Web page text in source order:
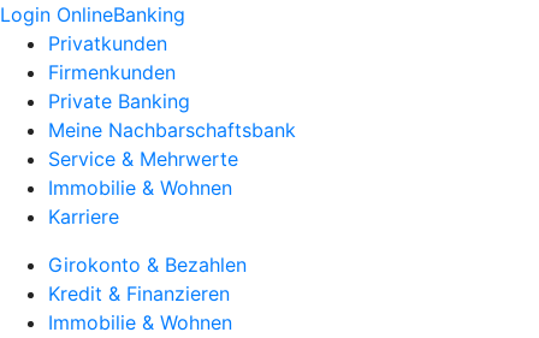
Login OnlineBanking
Privatkunden
Firmenkunden
Private Banking
Meine Nachbarschaftsbank
Service & Mehrwerte
Immobilie & Wohnen
Karriere
Girokonto & Bezahlen
Kredit & Finanzieren
Immobilie & Wohnen